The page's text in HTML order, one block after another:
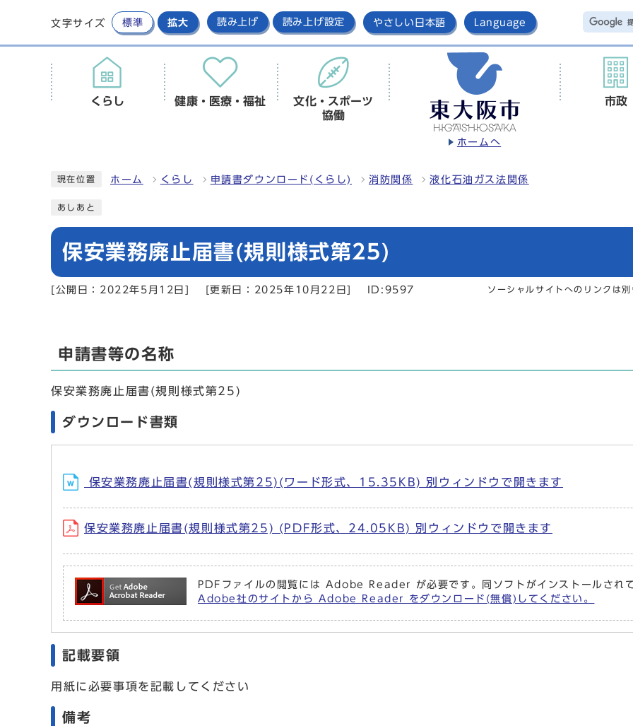
文字サイズ 標準 拡大 読み上げ 読み上げ設定 やさしい日本語 Language
ホームへ
くらし 健康・医療・福祉
文化・スポーツ
協働
市政
現在位置 ホーム くらし 申請書ダウンロード(くらし) 消防関係 液化石油ガス法関係
あしあと
保安業務廃止届書(規則様式第25)
[公開日：2022年5月12日] [更新日：2025年10月22日] ID:9597 ソーシャルサイトへのリンクは
申請書等の名称
保安業務廃止届書(規則様式第25)
ダウンロード書類
保安業務廃止届書(規則様式第25)(ワード形式、15.35KB) 別ウィンドウで開きます
保安業務廃止届書(規則様式第25) (PDF形式、24.05KB) 別ウィンドウで開きます
PDFファイルの閲覧には Adobe Reader が必要です。同ソフトがインストールされ
Adobe社のサイトから Adobe Reader をダウンロード(無償)してください。
記載要領
用紙に必要事項を記載してください
備考